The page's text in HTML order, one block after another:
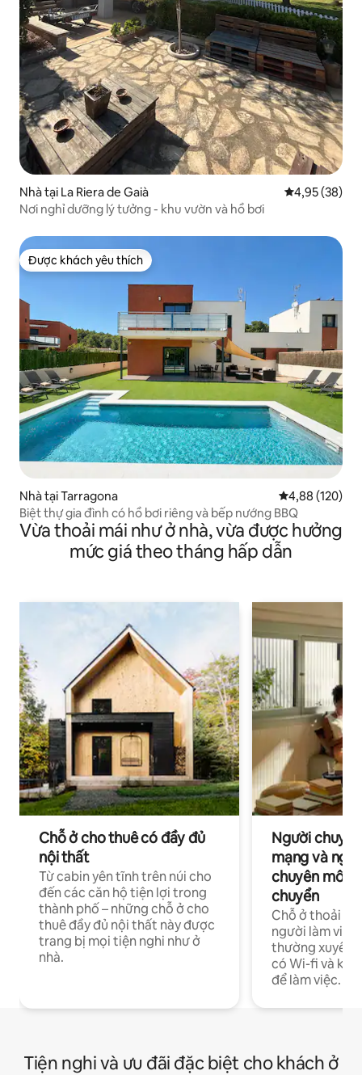
Nhà tại La Riera de Gaià Xếp hạng
4,95 (38)
Nơi nghỉ dưỡng lý tưởng - khu vườn và hồ bơi
Được khách yêu thích
Được khách yêu thích
Nhà tại Tarragona Xếp hạng
4,88 (120)
Biệt thự gia đình có hồ bơi riêng và bếp nướng BBQ
Vừa thoải mái như ở nhà, vừa được hưởng
mức giá theo tháng hấp dẫn
Chỗ ở cho thuê có đầy đủ
nội thất
Từ cabin yên tĩnh trên núi cho
đến các căn hộ tiện lợi trong
thành phố – những chỗ ở cho
thuê đầy đủ nội thất này được
trang bị mọi tiện nghi như ở
nhà.
Người
mạng và
chuyên môn
chuyển
Chỗ ở thoải
người làm việc
thường xuyên
có Wi-fi và
để làm việc.
Tiện nghi và ưu đãi đặc biệt cho khách ở